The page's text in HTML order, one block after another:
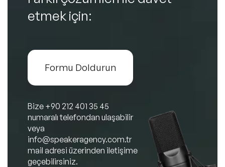
etmek için:
Formu Doldurun
Bize +90 212 401 35 45
numaralı telefondan ulaşabilir
veya
info@speakeragency.com.tr
mail adresi üzerinden iletişime
geçebilirsiniz.